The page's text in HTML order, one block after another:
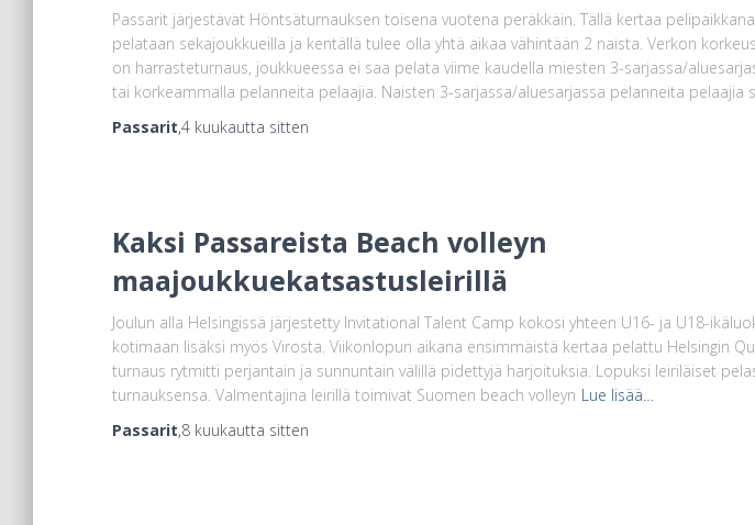
Passarit järjestävät Höntsäturnauksen toisena vuotena peräkkäin. Tällä kertaa
pelataan sekajoukkueilla ja kentällä tulee olla yhtä aikaa vähintään 2 naista. Verkon
on harrasteturnaus, joukkueessa ei saa pelata viime kaudella miesten 3-sarjassa/
tai korkeammalla pelanneita pelaajia. Naisten 3-sarjassa/aluesarjassa pelanneita pelaajia
Passarit,4 kuukautta sitten
Kaksi Passareista Beach volleyn
maajoukkuekatsastusleirillä
Joulun alla Helsingissä järjestetty Invitational Talent Camp kokosi yhteen U16- ja U18-
kotimaan lisäksi myös Virosta. Viikonlopun aikana ensimmäistä kertaa pelattu Helsingin
turnaus rytmitti perjantain ja sunnuntain välillä pidettyjä harjoituksia. Lopuksi leiriläiset
turnauksensa. Valmentajina leirillä toimivat Suomen beach volleyn Lue lisää…
Passarit,8 kuukautta sitten